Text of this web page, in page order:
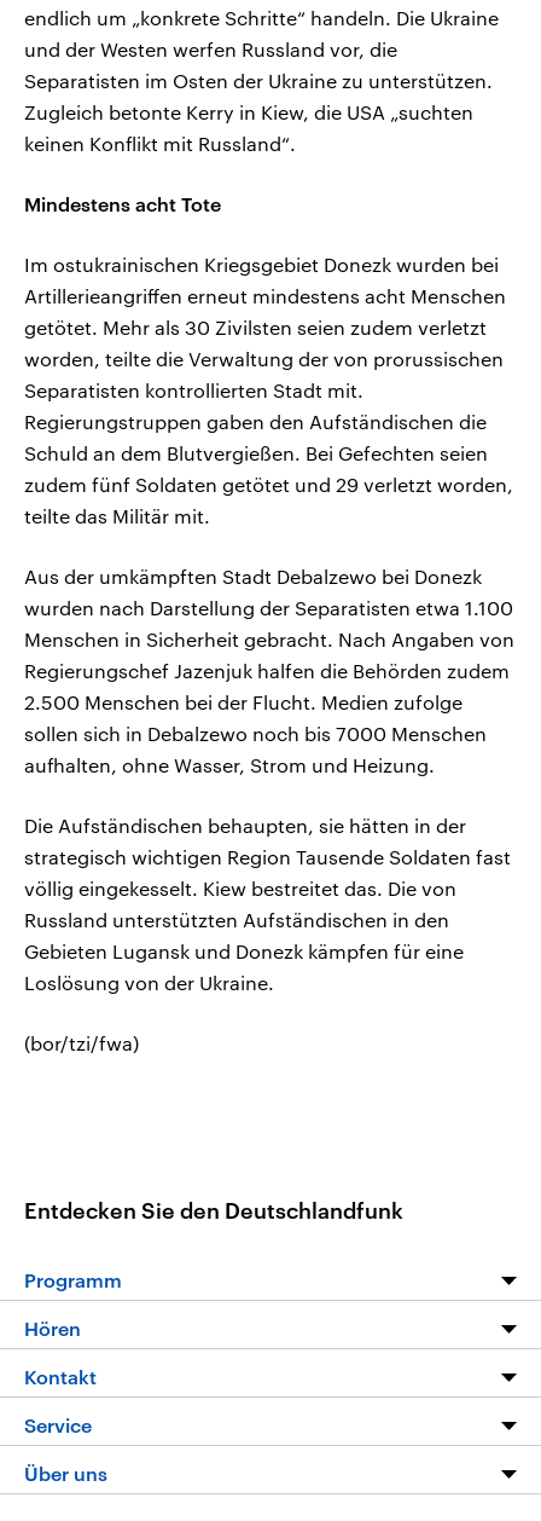
endlich um „konkrete Schritte“ handeln. Die Ukraine
und der Westen werfen Russland vor, die
Separatisten im Osten der Ukraine zu unterstützen.
Zugleich betonte Kerry in Kiew, die USA „suchten
keinen Konflikt mit Russland“.
Mindestens acht Tote
Im ostukrainischen Kriegsgebiet Donezk wurden bei
Artillerieangriffen erneut mindestens acht Menschen
getötet. Mehr als 30 Zivilsten seien zudem verletzt
worden, teilte die Verwaltung der von prorussischen
Separatisten kontrollierten Stadt mit.
Regierungstruppen gaben den Aufständischen die
Schuld an dem Blutvergießen. Bei Gefechten seien
zudem fünf Soldaten getötet und 29 verletzt worden,
teilte das Militär mit.
Aus der umkämpften Stadt Debalzewo bei Donezk
wurden nach Darstellung der Separatisten etwa 1.100
Menschen in Sicherheit gebracht. Nach Angaben von
Regierungschef Jazenjuk halfen die Behörden zudem
2.500 Menschen bei der Flucht. Medien zufolge
sollen sich in Debalzewo noch bis 7000 Menschen
aufhalten, ohne Wasser, Strom und Heizung.
Die Aufständischen behaupten, sie hätten in der
strategisch wichtigen Region Tausende Soldaten fast
völlig eingekesselt. Kiew bestreitet das. Die von
Russland unterstützten Aufständischen in den
Gebieten Lugansk und Donezk kämpfen für eine
Loslösung von der Ukraine.
(bor/tzi/fwa)
Entdecken Sie den Deutschlandfunk
Programm
Programm
Die Nachrichten
Nachrichtenleicht
Neue Beiträge auf dlf.de
Hören
Livestream
Podcasts
Deutschlandfunk App
Kontakt
Hörerservice
Service
FAQ
Über uns